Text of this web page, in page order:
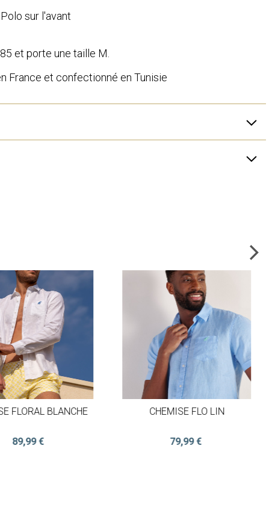
sur l'avant
et porte une taille M.
France et confectionné en Tunisie
FLORAL BLANCHE
89,99 €
CHEMISE FLO LIN
79,99 €